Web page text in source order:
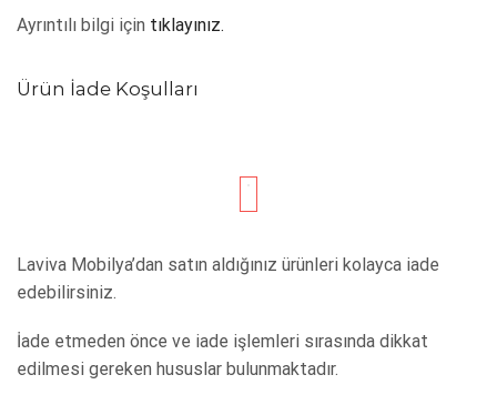
Ayrıntılı bilgi için tıklayınız.
Ürün İade Koşulları
Laviva Mobilya’dan satın aldığınız ürünleri kolayca iade
edebilirsiniz.
İade etmeden önce ve iade işlemleri sırasında dikkat
edilmesi gereken hususlar bulunmaktadır.